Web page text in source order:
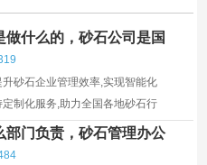
做什么的，砂石公司是国
砂石企业管理效率,实现智能化
制化服务,助力全国各地砂石行
部门负责，砂石管理办公